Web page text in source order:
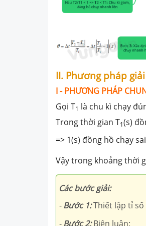
II. Phương pháp
I - PHƯƠNG PHÁP
Gọi T1 là chu kì chạy
Trong thời gian T1(s)
=> 1(s) đồng hồ chạy sai
Vậy trong khoảng thời
Cácbước giải:
-Bước 1:Thiết lập tỉ số
-Bước 2:Biện luận: